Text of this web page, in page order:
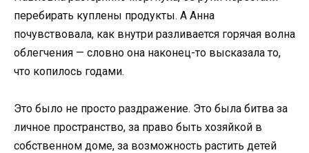
перебирать куплены продукты. А Анна
почувствовала, как внутри разливается горячая волна
облегчения — словно она наконец-то высказала то,
что копилось годами.
Это было не просто раздражение. Это была битва за
личное пространство, за право быть хозяйкой в
собственном доме, за возможность растить детей